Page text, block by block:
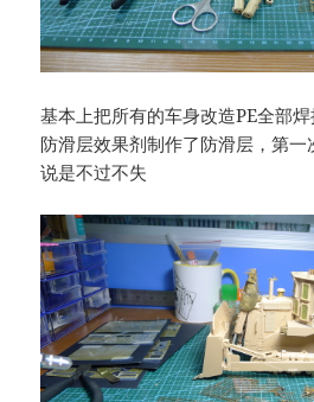
基本上把所有的车身改造PE全部
防滑层效果剂制作了防滑层，第
说是不过不失